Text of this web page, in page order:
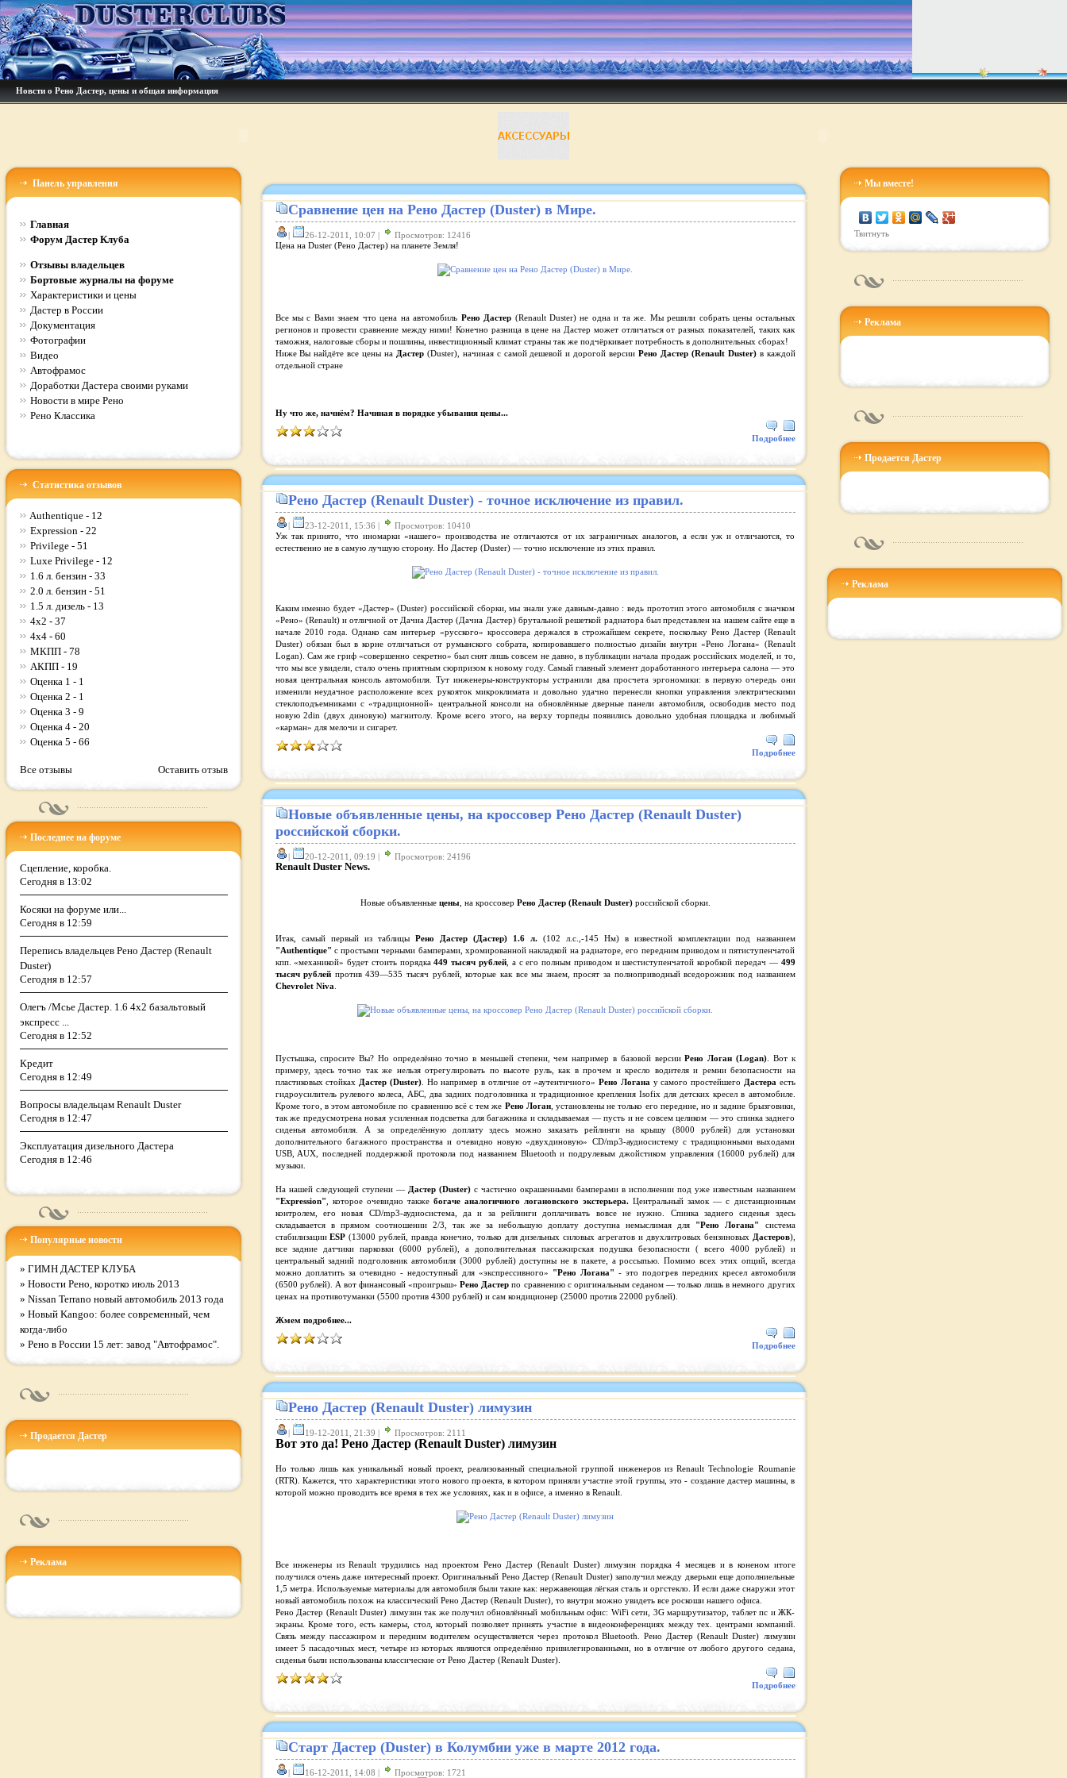
Новсти о Рено Дастер, цены и общая информация
Панель управления
Главная
Форум Дастер Клуба
Отзывы владельцев
Бортовые журналы на форуме
Характеристики и цены
Дастер в России
Документация
Фотографии
Видео
Автофрамос
Доработки Дастера своими руками
Новости в мире Рено
Рено Классика
Статистика отзывов
Authentique - 12
Expression - 22
Privilege - 51
Luxe Privilege - 12
1.6 л. бензин - 33
2.0 л. бензин - 51
1.5 л. дизель - 13
4x2 - 37
4x4 - 60
МКПП - 78
АКПП - 19
Оценка 1 - 1
Оценка 2 - 1
Оценка 3 - 9
Оценка 4 - 20
Оценка 5 - 66
Все отзывы Оставить отзыв
Последнее на форуме
Сцепление, коробка.
Сегодня в 13:02
Косяки на форуме или...
Сегодня в 12:59
Перепись владельцев Рено Дастер (Renault
Duster)
Сегодня в 12:57
Олегъ /Мсье Дастер. 1.6 4х2 базальтовый
экспресс ...
Сегодня в 12:52
Кредит
Сегодня в 12:49
Вопросы владельцам Renault Duster
Сегодня в 12:47
Эксплуатация дизельного Дастера
Сегодня в 12:46
Популярные новости
» ГИМН ДАСТЕР КЛУБА
» Новости Рено, коротко июль 2013
» Nissan Terrano новый автомобиль 2013 года
» Новый Kangoo: более современный, чем
когда-либо
» Рено в России 15 лет: завод "Автофрамос".
Продается Дастер
Реклама
Сравнение цен на Рено Дастер (Duster) в Мире.
| 26-12-2011, 10:07 | Просмотров: 12416
Цена на Duster (Рено Дастер) на планете Земля!
Все мы с Вами знаем что цена на автомобиль Рено Дастер (Renault Duster) не одна и та же. Мы решили собрать цены остальных
регионов и провести сравнение между ними! Конечно разница в цене на Дастер может отличаться от разных показателей, таких как
таможня, налоговые сборы и пошлины, инвестиционный климат страны так же подчёркивает потребность в дополнительных сборах!
Ниже Вы найдёте все цены на Дастер(Duster), начиная с самой дешевой и дорогой версииРено Дастер (Renault Duster)в каждой
отдельной стране
Ну что же, начнём? Начиная в порядке убывания цены...
Подробнее
Рено Дастер (Renault Duster) - точное иcключение из правил.
| 23-12-2011, 15:36 | Просмотров: 10410
Уж так принято, что иномарки «нашего» производства не отличаются от их заграничных аналогов, а если уж и отличаются, то
естественно не в самую лучшую сторону. Но Дастер (Duster) — точно исключение из этих правил.
Каким именно будет «Дастер» (Duster) российской сборки, мы знали уже давным-давно : ведь прототип этого автомобиля с значком
«Рено» (Renault) и отличной от Дачиа Дастер (Дачиа Дастер) брутальной решеткой радиатора был представлен на нашем сайте еще в
начале 2010 года. Однако сам интерьер «русского» кроссовера держался в строжайшем секрете, поскольку Рено Дастер (Renault
Duster) обязан был в корне отличаться от румынского собрата, копировавшего полностью дизайн внутри «Рено Логана» (Renault
Logan). Сам же гриф «совершенно секретно» был снят лишь совсем не давно, в публикации начала продаж российских моделей, и то,
что мы все увидели, стало очень приятным сюрпризом к новому году. Самый главный элемент доработанного интерьера салона — это
новая центральная консоль автомобиля. Тут инженеры-конструкторы устранили два просчета эргономики: в первую очередь они
изменили неудачное расположение всех рукояток микроклимата и довольно удачно перенесли кнопки управления электрическими
стеклоподъемниками с «традиционной» центральной консоли на обновлённые дверные панели автомобиля, освободив место под
новую 2din (двух диновую) магнитолу. Кроме всего этого, на верху торпеды появились довольно удобная площадка и любимый
«карман» для мелочи и сигарет.
Подробнее
Новые объявленные цены, на кроссовер Рено Дастер (Renault Duster)
российской сборки.
| 20-12-2011, 09:19 | Просмотров: 24196
Renault Duster News.
Новые объявленные цены, на кроссовер Рено Дастер (Renault Duster)российской сборки.
Итак, самый первый из таблицы Рено Дастер (Дастер) 1.6 л. (102 л.с.,-145 Нм) в известной комплектации под названием
"Authentique" с простыми черными бамперами, хромированной накладкой на радиаторе, его передним приводом и пятиступенчатой
кпп. «механикой» будет стоить порядка449 тысяч рублей, а с его полным приводом и шестиступенчатой коробкой передач — 499
тысяч рублей против 439—535 тысяч рублей, которые как все мы знаем, просят за полноприводный вседорожник под названием
Chevrolet Niva
Пустышка, спросите Вы? Но определённо точно в меньшей степени, чем например в базовой версииРено Логан (Logan). Вот к
примеру, здесь точно так же нельзя отрегулировать по высоте руль, как в прочем и кресло водителя и ремни безопасности на
пластиковых стойках Дастер (Duster). Но например в отличие от «аутентичного» Рено Логана у самого простейшего Дастера есть
гидроусилитель рулевого колеса, АБС, два задних подголовника и традиционное крепления Isofix для детских кресел в автомобиле.
Кроме того, в этом автомобиле по сравнению всё с тем же Рено Логан, установлены не только его передние, но и задние брызговики,
так же предусмотрена новая усиленная подсветка для багажника и складываемая — пусть и не совсем целиком — это спинка заднего
сиденья автомобиля. А за определённую доплату здесь можно заказать рейлинги на крышу (8000 рублей) для установки
дополнительного багажного пространства и очевидно новую «двухдиновую» СD/mp3-аудиосистему с традиционными выходами
USB, AUX, последней поддержкой протокола под названием Bluetooth и подрулевым джойстиком управления (16000 рублей) для
музыки.
На нашей следующей ступени — Дастер (Duster)с частично окрашенными бамперами в исполнении под уже известным названием
"Expression" , которое очевидно также богаче аналогичного логановского экстерьера. Центральный замок — с дистанционным
контролем, его новая СD/mp3-аудиосистема, да и за рейлинги доплачивать вовсе не нужно. Спинка заднего сиденья здесь
складывается в прямом соотношении 2/3, так же за небольшую доплату доступна немыслимая для "Рено Логана"
система
стабилизацииESP (13000 рублей, правда конечно, только для дизельных силовых агрегатов и двухлитровых бензиновых Дастеров),
все задние датчики парковки (6000 рублей), а дополнительная пассажирская подушка безопасности ( всего 4000 рублей) и
центральный задний подголовник автомобиля (3000 рублей) доступны не в пакете, а россыпью. Помимо всех этих опций, всегда
можно доплатить за очевидно - недоступный для «экспрессивного»
"Рено Логана" - это подогрев передних кресел автомобиля
(6500 рублей). А вот финансовый «проигрыш»Рено Дастер по сравнению с оригинальным седаном — только лишь в немного других
ценах на противотуманки (5500 против 4300 рублей) и сам кондиционер (25000 против 22000 рублей).
Жмем подробнее...
Подробнее
Рено Дастер (Renault Duster) лимузин
| 19-12-2011, 21:39 | Просмотров: 2111
Вот это да! Рено Дастер (Renault Duster) лимузин
Но только лишь как уникальный новый проект, реализованный специальной группой инженеров из Renault Technologie Roumanie
(RTR). Кажется, что характеристики этого нового проекта, в котором приняли участие этой группы, это - создание дастер машины, в
которой можно проводить все время в тех же условиях, как и в офисе, а именно в Renault.
Все инженеры из Renault трудились над проектом Рено Дастер (Renault Duster) лимузин порядка 4 месяцев и в коненом итоге
получился очень даже интересный проект. Оригинальный Рено Дастер (Renault Duster) заполучил между дверьми еще дополниельные
1,5 метра. Используемые материалы для автомобиля были такие как: нержавеющая лёгкая сталь и оргстекло. И если даже снаружи этот
новый автомобиль похож на классический Рено Дастер (Renault Duster), то внутри можно увидеть все роскоши нашего офиса.
Рено Дастер (Renault Duster) лимузин так же получил обновлённый мобильным офис: WiFi сети, 3G маршрутизатор, таблет пс и ЖК-
экраны. Кроме того, есть камеры, стол, который позволяет принять участие в видеоконференциях между тех. центрами компаний.
Связь между пассажиром и передним водителем осуществляется через протокол Bluetooth. Рено Дастер (Renault Duster) лимузин
имеет 5 пасадочных мест, четыре из которых являются определённо привилегированными, но в отличие от любого другого седана,
сиденья были использованы классические от Рено Дастер (Renault Duster).
Подробнее
Старт Дастер (Duster) в Колумбии уже в марте 2012 года.
| 16-12-2011, 14:08 | Просмотров: 1721
Мы вместе!
Твитнуть
Реклама
Продается Дастер
Реклама